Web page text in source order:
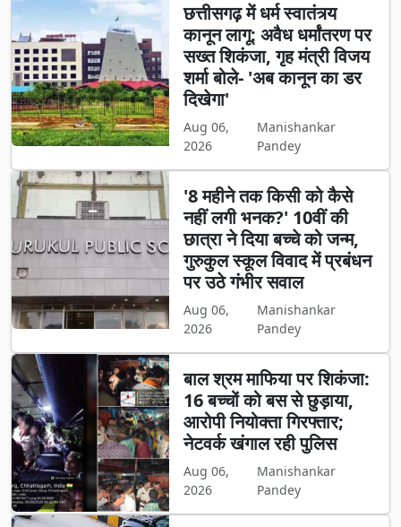
छत्तीसगढ़ में धर्म स्वातंत्र्य
कानून लागू: अवैध धर्मांतरण पर
सख्त शिकंजा, गृह मंत्री विजय
शर्मा बोले- 'अब कानून का डर
दिखेगा'
Aug 06,
2026
Manishankar
Pandey
'8 महीने तक किसी को कैसे
नहीं लगी भनक?' 10वीं की
छात्रा ने दिया बच्चे को जन्म,
गुरुकुल स्कूल विवाद में प्रबंधन
पर उठे गंभीर सवाल
Aug 06,
2026
Manishankar
Pandey
बाल श्रम माफिया पर शिकंजा:
16 बच्चों को बस से छुड़ाया,
आरोपी नियोक्ता गिरफ्तार;
नेटवर्क खंगाल रही पुलिस
Aug 06,
2026
Manishankar
Pandey